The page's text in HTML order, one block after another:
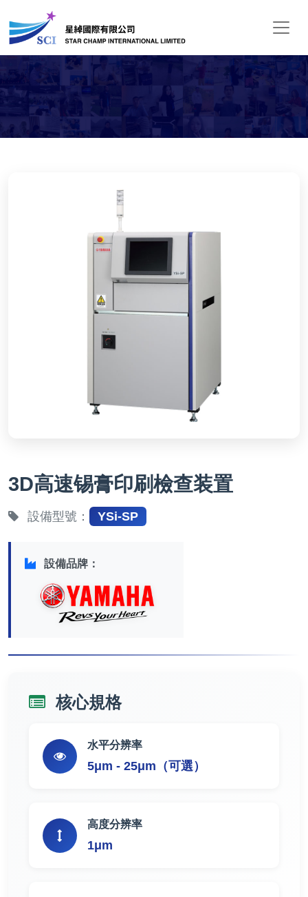
3D高速锡膏印刷檢查装置
設備型號： YSi-SP
設備品牌：
核心規格
水平分辨率
5μm - 25μm（可選）
高度分辨率
1μm